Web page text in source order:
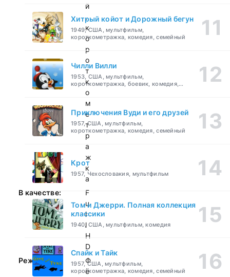
й
,
к
о
р
о
т
к
о
м
е
т
р
а
ж
к
а
В качестве:
F
u
l
l
H
D
Режиссер:
Ф
ё
Хитрый койот и Дорожный бегун
1949, США, мультфильм,
короткометражка, комедия, семейный
Чилли Вилли
1953, США, мультфильм,
короткометражка, боевик, комедия,
приключения, семейный
Приключения Вуди и его друзей
1957, США, мультфильм,
короткометражка, комедия, семейный
Крот
1957, Чехословакия, мультфильм
Том и Джерри. Полная коллекция
классики
1940, США, мультфильм, комедия
Спайк и Тайк
1957, США, мультфильм,
короткометражка, комедия, семейный